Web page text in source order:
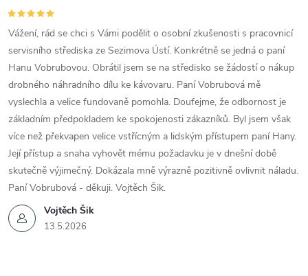
Vojtěch Šik
13.5.2026
Vážení, rád se chci s Vámi podělit o osobní zkušenosti s pracovnicí
servisního střediska ze Sezimova Ústí. Konkrétně se jedná o paní
Hanu Vobrubovou. Obrátil jsem se na středisko se žádostí o nákup
drobného náhradního dílu ke kávovaru. Paní Vobrubová mě
vyslechla a velice fundovaně pomohla. Doufejme, že odbornost je
základním předpokladem ke spokojenosti zákazníků. Byl jsem však
více než překvapen velice vstřícným a lidským přístupem paní Hany.
Její přístup a snaha vyhovět mému požadavku je v dnešní době
skutečně výjimečný. Dokázala mně výrazně pozitivně ovlivnit náladu.
Paní Vobrubová - děkuji. Vojtěch Šik.